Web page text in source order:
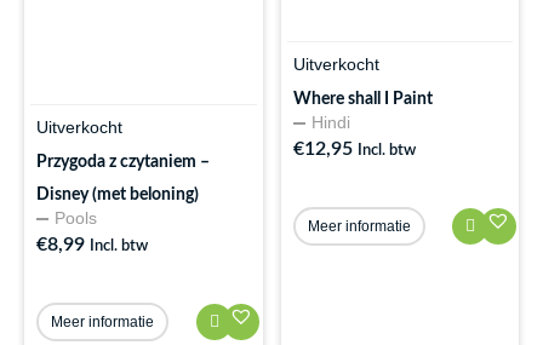
Uitverkocht
Przygoda z czytaniem –
Disney (met beloning)
Pools
€8,99 Incl. btw
Meer informatie
Uitverkocht
Where shall I Paint
Hindi
€12,95 Incl. btw
Meer informatie